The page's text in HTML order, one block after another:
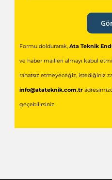
Kavaklı Mahallesi,
+90 (850) 550 55 05
heikenei.com